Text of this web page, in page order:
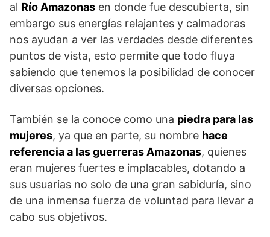
al Río Amazonas en donde fue descubierta, sin
embargo sus energías relajantes y calmadoras
nos ayudan a ver las verdades desde diferentes
puntos de vista, esto permite que todo fluya
sabiendo que tenemos la posibilidad de conocer
diversas opciones.
También se la conoce como una piedra para las
mujeres, ya que en parte, su nombre hace
referencia a las guerreras Amazonas, quienes
eran mujeres fuertes e implacables, dotando a
sus usuarias no solo de una gran sabiduría, sino
de una inmensa fuerza de voluntad para llevar a
cabo sus objetivos.